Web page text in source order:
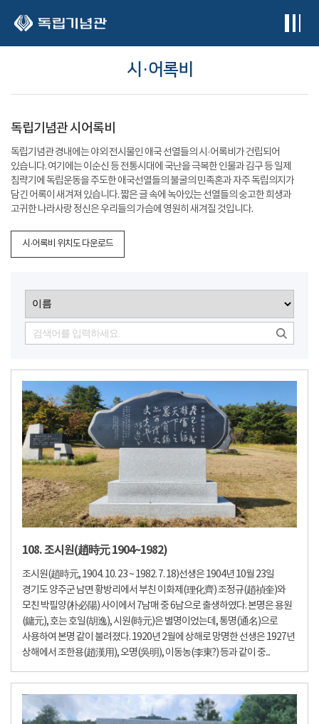
시·어록비
독립기념관 시어록비
독립기념관 경내에는 야외 전시물인 애국 선열들의 시·어록비가 건립되어
있습니다. 여기에는 이순신 등 전통시대에 국난을 극복한 인물과 김구 등 일제
침략기에 독립운동을 주도한 애국선열들의 불굴의 민족혼과 자주 독립의지가
담긴 어록이 새겨져 있습니다. 짧은 글 속에 녹아있는 선열들의 숭고한 희생과
고귀한 나라사랑 정신은 우리들의 가슴에 영원히 새겨질 것입니다.
시·어록비 위치도 다운로드
108. 조시원(趙時元 1904~1982)
조시원(趙時元, 1904. 10. 23 ~ 1982. 7. 18)선생은 1904년 10월 23일
경기도 양주군 남면 황방리에서 부친 이화제(理化齊) 조정규(趙禎奎)와
모친 박필양(朴必陽) 사이에서 7남매 중 6남으로 출생하였다. 본명은 용원
(鏞元), 호는 호일(胡逸), 시원(時元)은 별명이었는데, 통명(通名)으로
사용하여 본명 같이 불려졌다. 1920년 2월에 상해로 망명한 선생은 1927년
상해에서 조한용(趙漢用), 오명(吳明), 이동농(李東?) 등과 같이 중...